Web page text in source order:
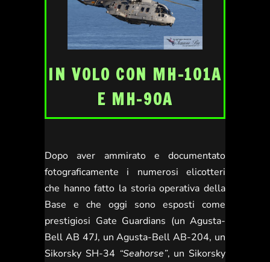
IN VOLO CON MH-101A
E MH-90A
Dopo aver ammirato e documentato
fotograficamente i numerosi elicotteri
che hanno fatto la storia operativa della
Base e che oggi sono esposti come
prestigiosi Gate Guardians (un Agusta-
Bell AB 47J, un Agusta-Bell AB-204, un
Sikorsky SH-34 “Seahorse”, un Sikorsky